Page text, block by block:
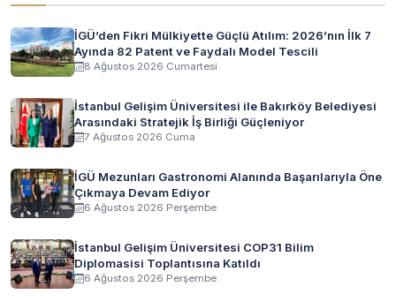
İGÜ’den Fikri Mülkiyette Güçlü Atılım: 2026’nın İlk 7
Ayında 82 Patent ve Faydalı Model Tescili
8 Ağustos 2026 Cumartesi
İstanbul Gelişim Üniversitesi ile Bakırköy Belediyesi
Arasındaki Stratejik İş Birliği Güçleniyor
7 Ağustos 2026 Cuma
İGÜ Mezunları Gastronomi Alanında Başarılarıyla Öne
Çıkmaya Devam Ediyor
6 Ağustos 2026 Perşembe
İstanbul Gelişim Üniversitesi COP31 Bilim
Diplomasisi Toplantısına Katıldı
6 Ağustos 2026 Perşembe